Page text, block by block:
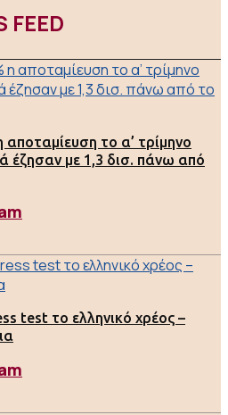
FEED
το α’ τρίμηνο
έζησαν με 1,3 δισ. πάνω από
test το ελληνικό χρέος –